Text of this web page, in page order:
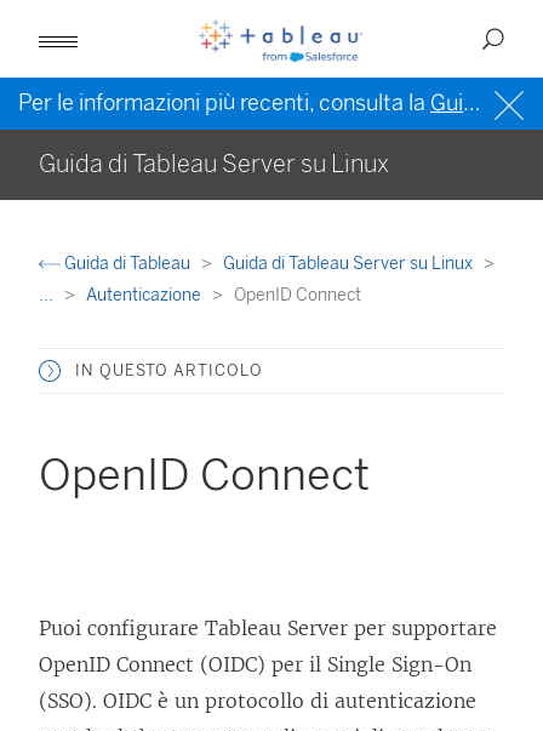
Per le informazioni più recenti, consulta la Guida di Tableau in inglese (Stati Uniti)
Guida di Tableau Server su Linux
Guida di Tableau
Guida di Tableau Server su Linux
...
Autenticazione OpenID Connect
IN QUESTO ARTICOLO
OpenID Connect
Puoi configurare Tableau Server per supportare
OpenID Connect (OIDC) per il Single Sign-On
(SSO). OIDC è un protocollo di autenticazione